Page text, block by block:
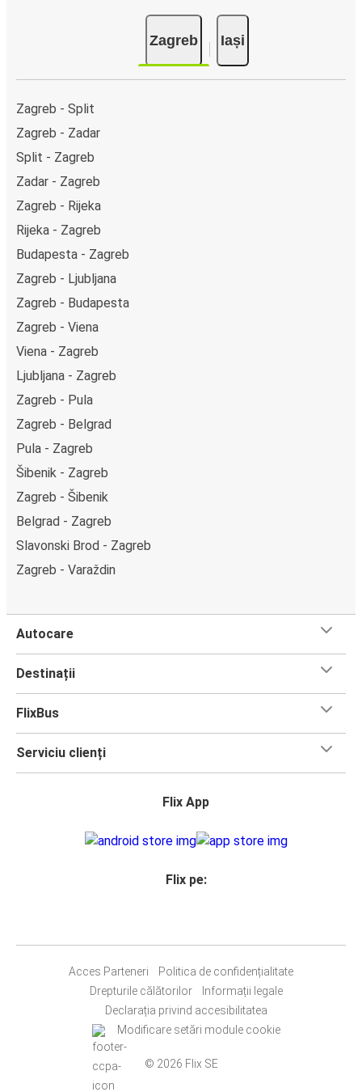
Pay. Alternativ, poți plăti în numerar la bordul autocarelor
sau la unul din punctele de vânzare.
Zagreb Iași
Zagreb - Split
Zagreb - Zadar
Split - Zagreb
Zadar - Zagreb
Zagreb - Rijeka
Rijeka - Zagreb
Budapesta - Zagreb
Zagreb - Ljubljana
Zagreb - Budapesta
Zagreb - Viena
Viena - Zagreb
Ljubljana - Zagreb
Zagreb - Pula
Zagreb - Belgrad
Pula - Zagreb
Šibenik - Zagreb
Zagreb - Šibenik
Belgrad - Zagreb
Slavonski Brod - Zagreb
Zagreb - Varaždin
Autocare
Destinații
FlixBus
Serviciu clienți
Flix App
Flix pe:
Acces Parteneri
Politica de confidențialitate
Drepturile călătorilor
Informații legale
Declarația privind accesibilitatea
Modificare setări module cookie
© 2026 Flix SE